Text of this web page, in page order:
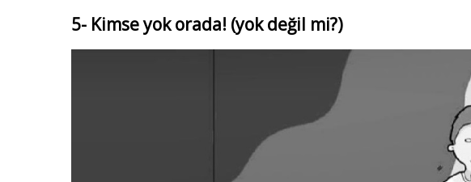
5- Kimse yok orada! (yok değil mi?)